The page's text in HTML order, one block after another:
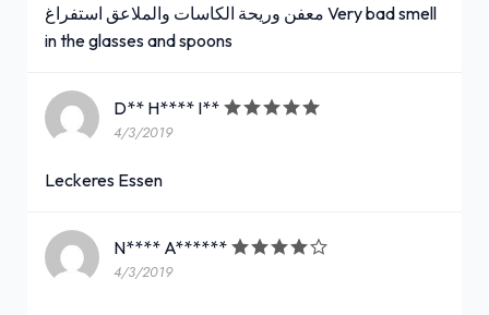
معفن وريحة الكاسات والملاعق استفراغ Very bad smell
in the glasses and spoons
D** H**** I**
4/3/2019
Leckeres Essen
N**** A******
4/3/2019